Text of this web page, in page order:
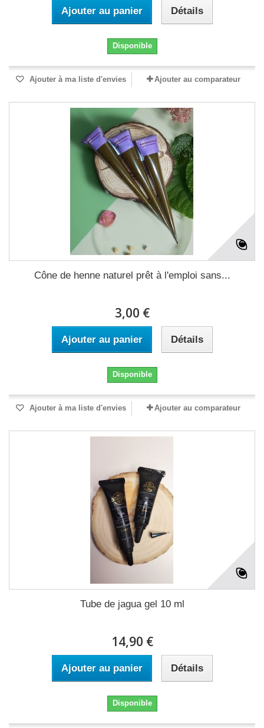
Ajouter au panier Détails
Disponible
Ajouter à ma liste d'envies Ajouter au comparateur
Cône de henne naturel prêt à l'emploi sans...
3,00 €
Ajouter au panier Détails
Disponible
Ajouter à ma liste d'envies Ajouter au comparateur
Tube de jagua gel 10 ml
14,90 €
Ajouter au panier Détails
Disponible